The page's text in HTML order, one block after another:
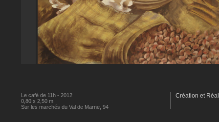
Le café de 11h - 2012
0,80 x 2,50 m
Sur les marchés du Val de Marne, 94
Création et